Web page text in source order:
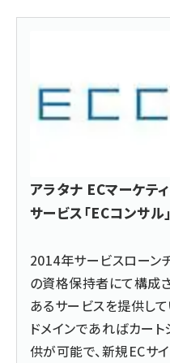
アラタナ ECマーケテ
サービス「ECコンサル」
2014年サービスローン
の資格保持者にて構成
あるサービスを提供し
ドメインであればカー
供が可能で、新規ECサ